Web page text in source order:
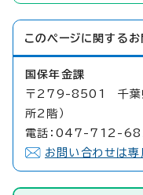
このページに関する お
国保年金課
〒279-8501 千葉県
所2階）
電話：047-712-
お問い合わせは専